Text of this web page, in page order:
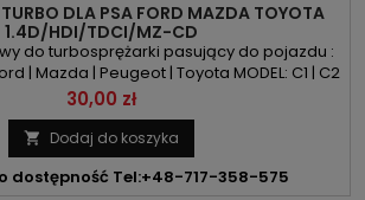
DLA PSA FORD MAZDA TOYOTA
1.4D/HDI/TDCI/MZ-CD
do turbosprężarki pasujący do pojazdu :
| Mazda | Peugeot | Toyota MODEL: C1 | C2
| Fiesta | Fusion | Mazda 2 | 107 | 206 | 207 |
Aygo KOD SILNIKA: 8HR | 8HS | 8HT | 8HX | 8HZ
| DV4D | DV4TD | 2WZ-TV POJEMNOŚĆ:
1.4D | 1.4HDI | 1.4TDCI | 1.4MZ-CD...
Cena
30,00 zł
 Dodaj do koszyka
dostępność Tel:+48-717-358-575